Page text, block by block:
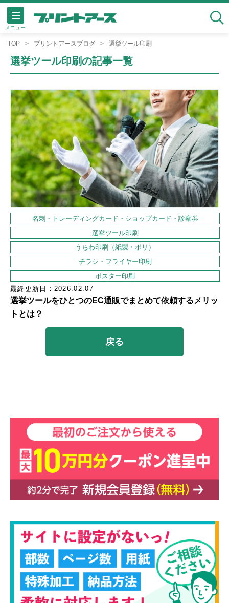
メニュー
TOP プリントアースブログ 選挙ツール印刷
選挙ツール印刷の記事一覧
名刺・トレーディングカード・ショップカード・診察券
選挙ツール印刷
うちわ印刷（紙製・ポリ）
チラシ・フライヤー印刷
ポスター印刷
最終更新日：2026.02.07
選挙ツールをひとつのEC通販でまとめて依頼するメリッ
トとは？
戻る